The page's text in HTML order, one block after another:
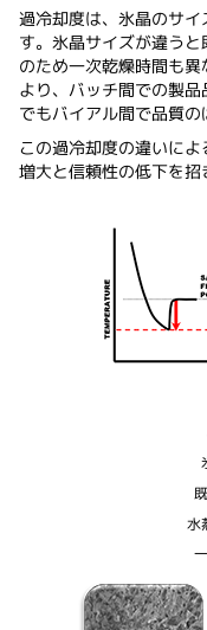
過冷却度は、氷晶のサ
す。氷晶サイズが違う
のため一次乾燥時間も
より、バッチ間での製
でもバイアル間で品質の
この過冷却度の違いに
増大と信頼性の低下を招
水